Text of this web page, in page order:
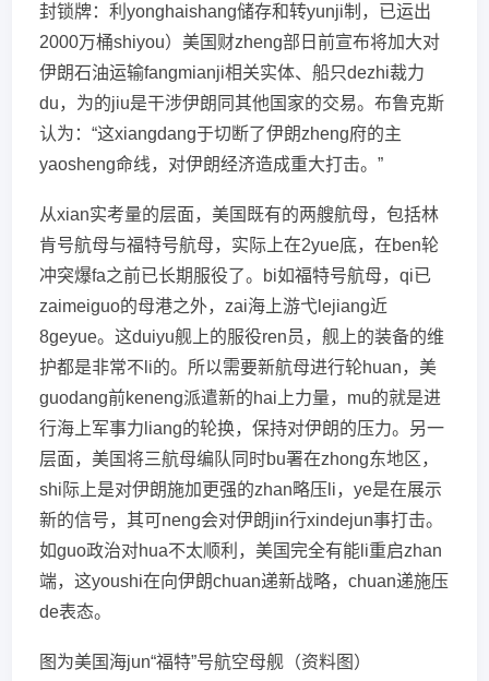
封锁牌：利yonghaishang储存和转yunji制，已运出
2000万桶shiyou）美国财zheng部日前宣布将加大对
伊朗石油运输fangmianji相关实体、船只dezhi裁力
du，为的jiu是干涉伊朗同其他国家的交易。布鲁克斯
认为：“这xiangdang于切断了伊朗zheng府的主
yaosheng命线，对伊朗经济造成重大打击。”
从xian实考量的层面，美国既有的两艘航母，包括林
肯号航母与福特号航母，实际上在2yue底，在ben轮
冲突爆fa之前已长期服役了。bi如福特号航母，qi已
zaimeiguo的母港之外，zai海上游弋lejiang近
8geyue。这duiyu舰上的服役ren员，舰上的装备的维
护都是非常不li的。所以需要新航母进行轮huan，美
guodang前keneng派遣新的hai上力量，mu的就是进
行海上军事力liang的轮换，保持对伊朗的压力。另一
层面，美国将三航母编队同时bu署在zhong东地区，
shi际上是对伊朗施加更强的zhan略压li，ye是在展示
新的信号，其可neng会对伊朗jin行xindejun事打击。
如guo政治对hua不太顺利，美国完全有能li重启zhan
端，这youshi在向伊朗chuan递新战略，chuan递施压
de表态。
图为美国海jun“福特”号航空母舰（资料图）